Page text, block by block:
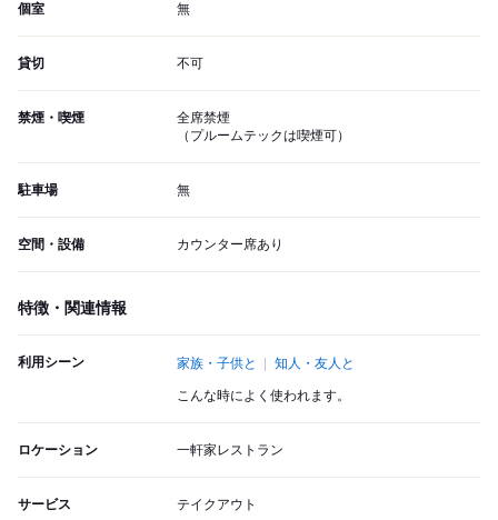
個室 無
貸切 不可
禁煙・喫煙
全席禁煙
（プルームテックは喫煙可）
駐車場 無
空間・設備 カウンター席あり
特徴・関連情報
利用シーン 家族・子供と 知人・友人と
こんな時によく使われます。
ロケーション 一軒家レストラン
サービス テイクアウト